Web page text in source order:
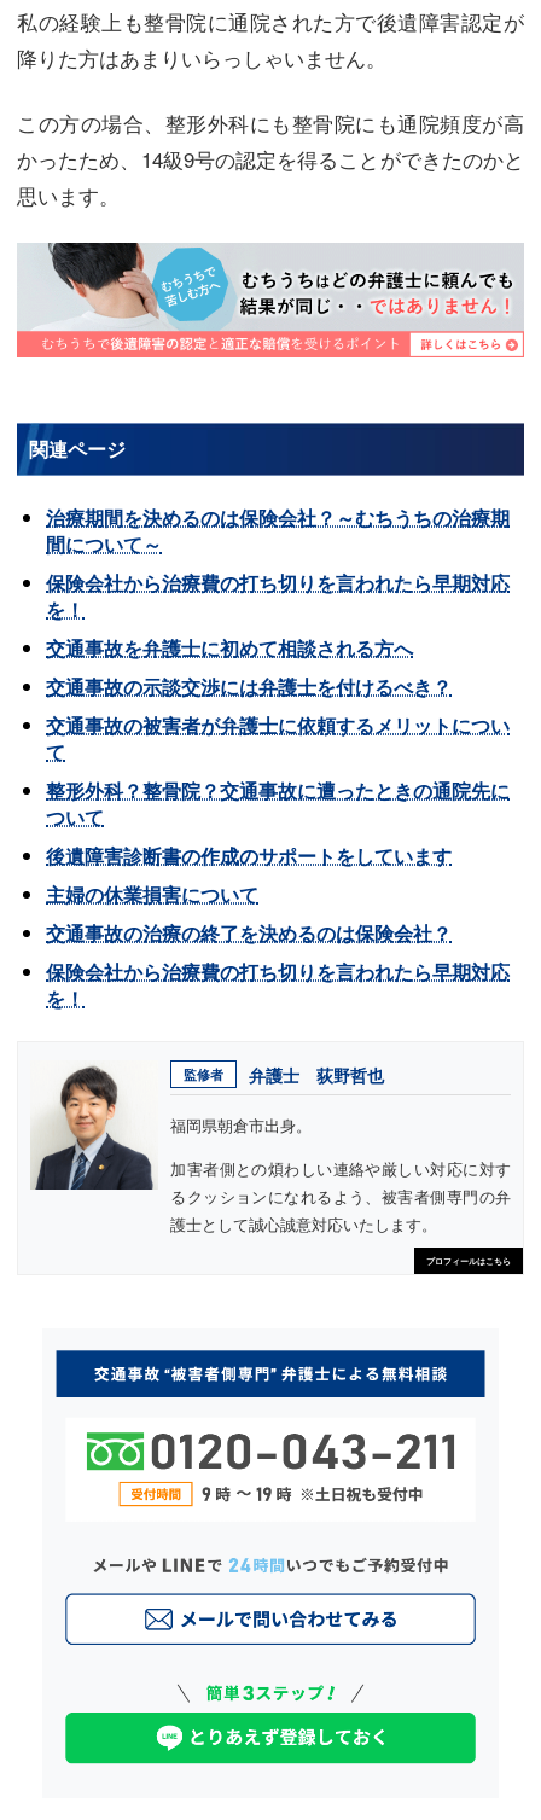
私の経験上も整骨院に通院された方で後遺障害認定が
降りた方はあまりいらっしゃいません。
この方の場合、整形外科にも整骨院にも通院頻度が高
かったため、14級9号の認定を得ることができたのかと
思います。
関連ページ
治療期間を決めるのは保険会社？～むちうちの治療期
間について～
保険会社から治療費の打ち切りを言われたら早期対応
を！
交通事故を弁護士に初めて相談される方へ
交通事故の示談交渉には弁護士を付けるべき？
交通事故の被害者が弁護士に依頼するメリットについ
て
整形外科？整骨院？交通事故に遭ったときの通院先に
ついて
後遺障害診断書の作成のサポートをしています
主婦の休業損害について
交通事故の治療の終了を決めるのは保険会社？
保険会社から治療費の打ち切りを言われたら早期対応
を！
監修者 弁護士 荻野哲也
福岡県朝倉市出身。
加害者側との煩わしい連絡や厳しい対応に対す
るクッションになれるよう、被害者側専門の弁
護士として誠心誠意対応いたします。
プロフィールはこちら